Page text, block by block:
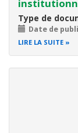
Type de
Date de
LIRE LA SUITE